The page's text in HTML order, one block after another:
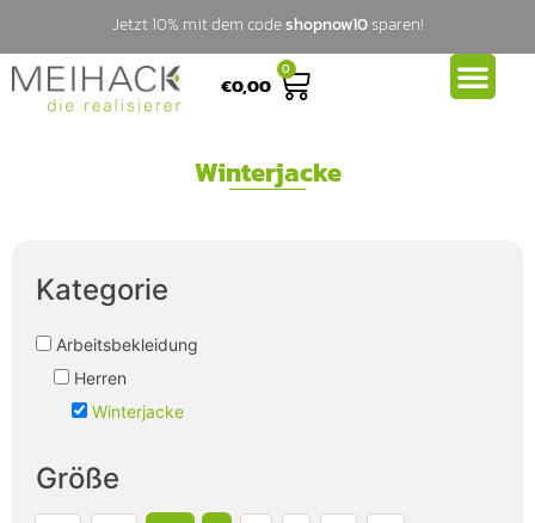
Jetzt 10% mit dem codeshopnow10sparen!
€0,00
0
Winterjacke
Kategorie
Arbeitsbekleidung
Herren
Winterjacke
Größe